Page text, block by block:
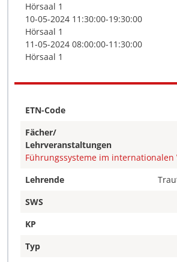
Hörsaal 1
10-05-2024 11:30:00-19:30:00
Hörsaal 1
11-05-2024 08:00:00-11:30:00
Hörsaal 1
ETN-Code
Fächer/
Lehrveranstaltungen
Führungssysteme im internationalen
Lehrende
SWS
KP
Typ